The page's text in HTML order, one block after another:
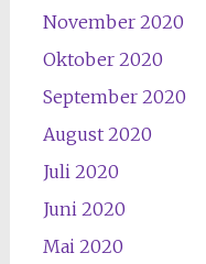
November 2020
Oktober 2020
September 2020
August 2020
Juli 2020
Juni 2020
Mai 2020